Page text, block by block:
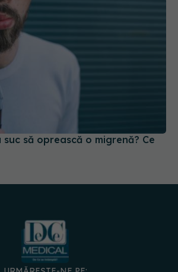
suc să oprească o migrenă? Ce
URMĂREȘTE-NE PE: